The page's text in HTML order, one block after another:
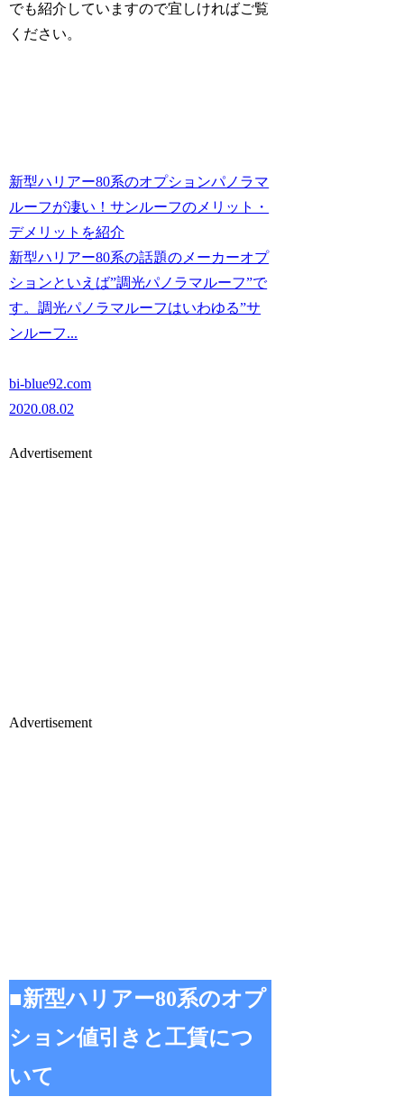
でも紹介していますので宜しければご覧
ください。
新型ハリアー80系のオプションパノラマ
ルーフが凄い！サンルーフのメリット・
デメリットを紹介
新型ハリアー80系の話題のメーカーオプ
ションといえば”調光パノラマルーフ”で
す。調光パノラマルーフはいわゆる”サ
ンルーフ...
bi-blue92.com
2020.08.02
Advertisement
Advertisement
■新型ハリアー80系のオプ
ション値引きと工賃につ
いて